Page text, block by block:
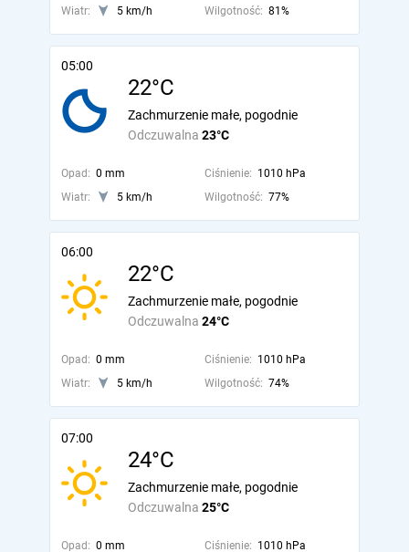
Wiatr:
5 km/h Wilgotność: 81%
05:00
22°C
Odczuwalna 23°C
Zachmurzenie małe, pogodnie
Opad: 0 mm Ciśnienie: 1010 hPa
Wiatr:
5 km/h Wilgotność: 77%
06:00
22°C
Odczuwalna 24°C
Zachmurzenie małe, pogodnie
Opad: 0 mm Ciśnienie: 1010 hPa
Wiatr:
5 km/h Wilgotność: 74%
07:00
24°C
Odczuwalna 25°C
Zachmurzenie małe, pogodnie
Opad: 0 mm Ciśnienie: 1010 hPa